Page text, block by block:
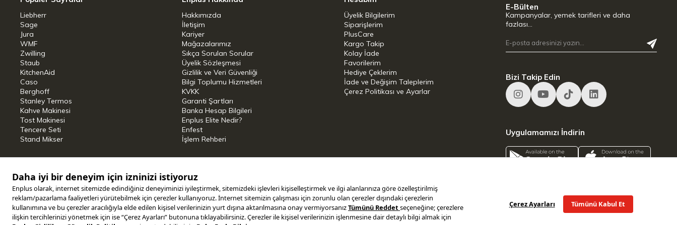
iletişiminin yanı sıra yeni entegre edilmiş seviye göstergesi, sütün zamanında
doldurulmasının asla unutulmamasını sağlar.
Maksimum kullanım kolaylığı
Süt kabının zahmetli bir şekilde çıkarılmadan rahat ve doğrudan doldurulması, dijital
sıcaklık göstergesi ve kaba en uygun şekilde uyarlanmış klipsli alüminyum kapak
özellikle kolay kullanım ve maksimum kullanım kolaylığı sağlar.
Optimum hijyen koşulları
Tam olarak uyan fiş bağlantıları, Cool Control'den bardağa kadar optimum süt hijyeni
sağlar. Yüksek kaliteli paslanmaz çelik kaptan emiş borusuna kadar - sütle temas
temizlenmesi kolaydır: paslanmaz çelik kap / silikon halka / kapak / metal boru /
adaptör.
Liebherr
Sage
Jura
WMF
Zwilling
Staub
KitchenAid
Caso
Berghoff
Stanley Termos
Kahve Makinesi
Tost Makinesi
Tencere Seti
Stand Mikser
Hakkımızda
İletişim
Kariyer
Mağazalarımız
Sıkça Sorulan Sorular
Üyelik Sözleşmesi
Gizlilik ve Veri Güvenliği
Bilgi Toplumu Hizmetleri
KVKK
Garanti Şartları
Banka Hesap Bilgileri
Enplus Elite Nedir?
Enfest
İşlem Rehberi
Üyelik Bilgilerim
Siparişlerim
PlusCare
Kargo Takip
Kolay İade
Favorilerim
Hediye Çeklerim
İade ve Değişim Taleplerim
Çerez Politikası ve Ayarlar
E-Bülten
Kampanyalar, yemek tarifleri ve daha
fazlası…
Bizi Takip Edin
Uygulamamızı İndirin
Copyright © 2025 ENPLUS | Tüm hakları saklıdır.